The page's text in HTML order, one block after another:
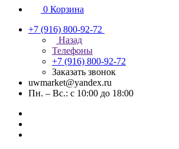
0 Корзина
+7 (916) 800-92-72
Назад
Телефоны
+7 (916) 800-92-72
Заказать звонок
uwmarket@yandex.ru
Пн. – Вс.: с 10:00 до 18:00